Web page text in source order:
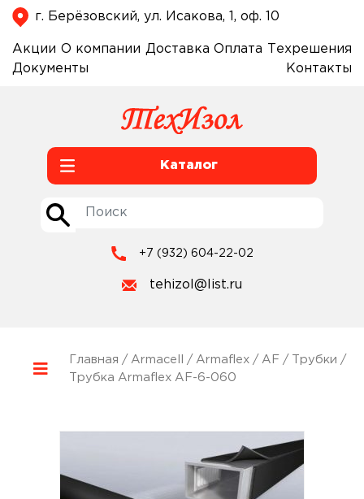
г. Берёзовский, ул. Исакова, 1, оф. 10
Акции О компании Доставка Оплата
Техрешения
Документы
Контакты
Каталог
+7 (932) 604-22-02
tehizol@list.ru
Главная / Armacell / Armaflex/ AF / Трубки /
Трубка Armaflex AF-6-060